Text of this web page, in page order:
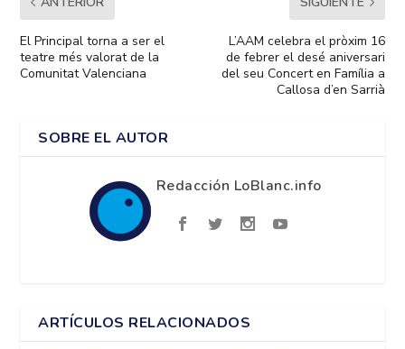
El Principal torna a ser el
teatre més valorat de la
Comunitat Valenciana
L’AAM celebra el pròxim 16
de febrer el desé aniversari
del seu Concert en Família a
Callosa d’en Sarrià
SOBRE EL AUTOR
Redacción LoBlanc.info
ARTÍCULOS RELACIONADOS